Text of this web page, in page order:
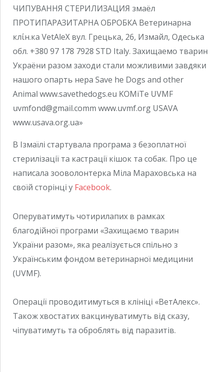
В Ізмаїлі стартувала програма з безоплатної
стерилізації та кастрації кішок та собак. Про це
написала зооволонтерка Міла Мараховська на
своїй сторінці у Facebook.
Оперуватимуть чотирилапих в рамках
благодійної програми «Захищаємо тварин
України разом», яка реалізується спільно з
Українським фондом ветеринарної медицини
(UVMF).
Операції проводитимуться в клініці «ВетАлекс».
Також хвостатих вакцинуватимуть від сказу,
чіпуватимуть та оброблять від паразитів.